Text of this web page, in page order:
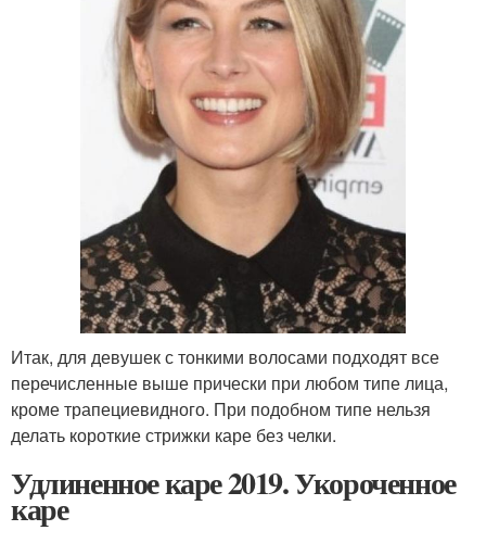
Итак, для девушек с тонкими волосами подходят все
перечисленные выше прически при любом типе лица,
кроме трапециевидного. При подобном типе нельзя
делать короткие стрижки каре без челки.
Удлиненное каре 2019. Укороченное
каре